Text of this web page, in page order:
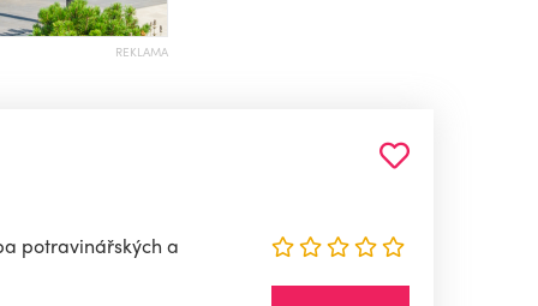
REKLAMA
potravinářských a